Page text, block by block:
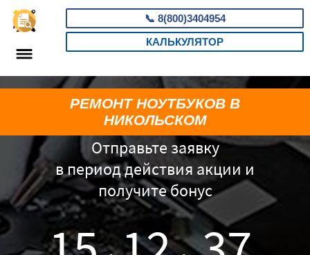
📞 8(800)3404954
КАЛЬКУЛЯТОР
Отправьте заявку
в период действия акции и
получите бонус
РЕМОНТ НОУТБУКОВ В
НИКОЛЬСКОМ